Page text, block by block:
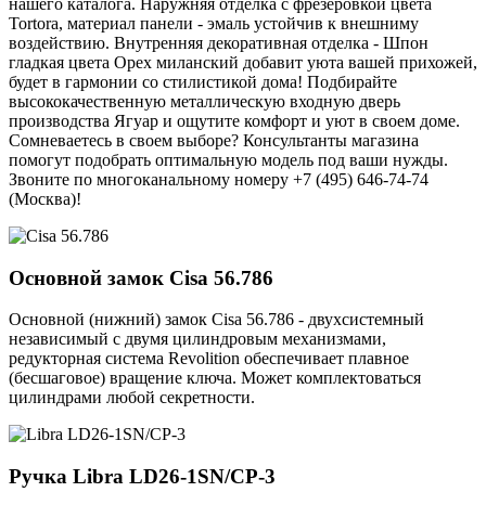
нашего каталога. Наружняя отделка с фрезеровкой цвета
Tortora, материал панели - эмаль устойчив к внешниму
воздействию. Внутренняя декоративная отделка - Шпон
гладкая цвета Орех миланский добавит уюта вашей прихожей,
будет в гармонии со стилистикой дома! Подбирайте
высококачественную металлическую входную дверь
производства Ягуар и ощутите комфорт и уют в своем доме.
Сомневаетесь в своем выборе? Консультанты магазина
помогут подобрать оптимальную модель под ваши нужды.
Звоните по многоканальному номеру +7 (495) 646-74-74
(Москва)!
Основной замок Cisa 56.786
Основной (нижний) замок Cisa 56.786 - двухсистемный
независимый с двумя цилиндровым механизмами,
редукторная система Revolition обеспечивает плавное
(бесшаговое) вращение ключа. Может комплектоваться
цилиндрами любой секретности.
Ручка Libra LD26-1SN/CP-3